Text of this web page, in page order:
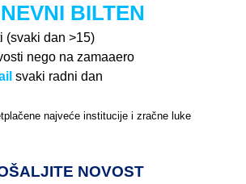
BILTEN
(svaki dan >15)
nego na zamaaero
svaki radni dan
najveće institucije i zračne luke
NOVOST